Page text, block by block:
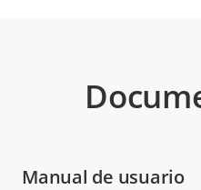
Manual de usuario